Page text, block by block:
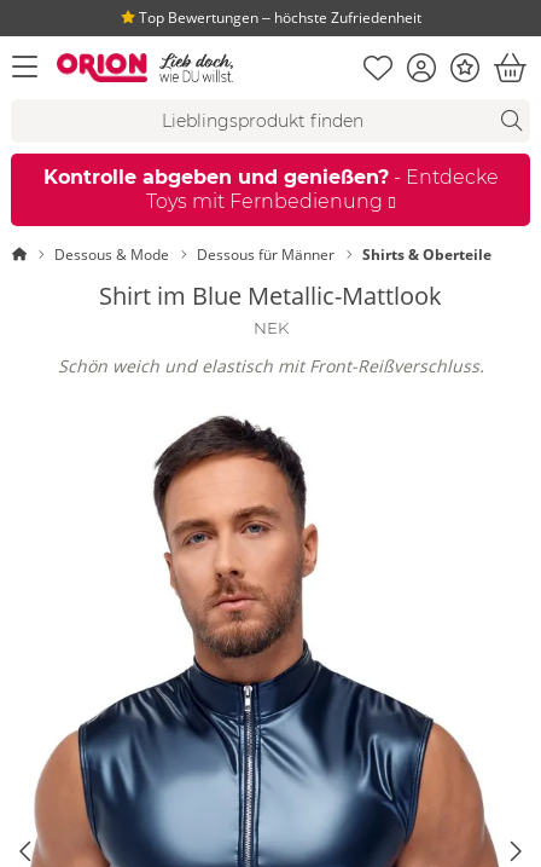
Top Bewertungen ‒ höchste Zufriedenheit
Menü öffnen Merkliste
KontoBonus
Kontrolle abgeben und genießen?- Entdecke
Toys mit Fernbedienung
StartseiteDessous & Mode Dessous für Männer Shirts & Oberteile
Shirt im Blue Metallic-Mattlook
NEK
Schön weich und elastisch mit Front-Reißverschluss.